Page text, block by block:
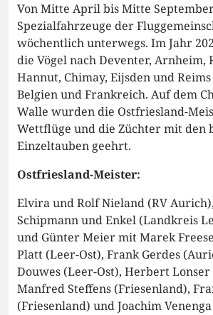
Von Mitte April bis Mitte
Spezialfahrzeuge der
wöchentlich unterwegs. Im Jahr
die Vögel nach Deventer, Arnheim,
Hannut, Chimay, Eijsden und
Belgien und Frankreich. Auf dem
Walle wurden die Ostfriesland-
Wettflüge und die Züchter mit den
Einzeltauben geehrt.
Ostfriesland-Meister:
Elvira und Rolf Nieland (RV
Schipmann und Enkel (Landkreis
und Günter Meier mit Marek
Platt (Leer-Ost), Frank Gerdes
Douwes (Leer-Ost), Herbert Lonser
Manfred Steffens (Friesenland),
(Friesenland) und Joachim